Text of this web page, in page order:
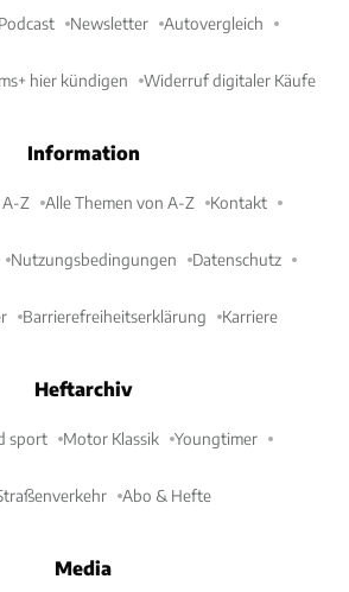
Podcast Newsletter Autovergleich
hier kündigen Widerruf digitaler Käufe
Information
A-Z Alle Themen von A-Z Kontakt
Nutzungsbedingungen Datenschutz
Barrierefreiheitserklärung Karriere
Heftarchiv
sport Motor Klassik Youngtimer
Abo & Hefte
Media